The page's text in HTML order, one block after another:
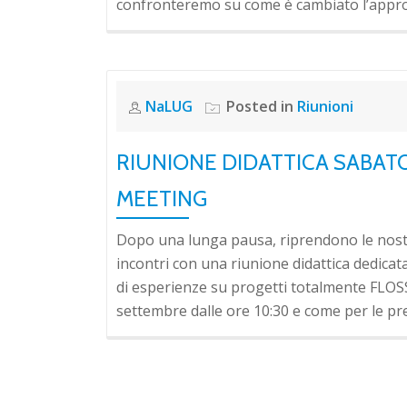
confronteremo su come è cambiato
NaLUG Posted in Riunioni
RIUNIONE DIDATTICA
MEETING
Dopo una lunga pausa, riprendono le
incontri con una riunione didattica
di esperienze su progetti totalmente
settembre dalle ore 10:30 e come per le